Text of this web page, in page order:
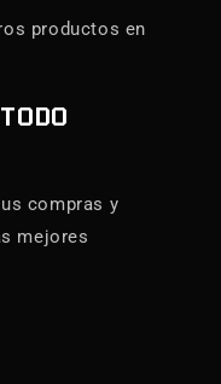
productos en
compras y
mejores